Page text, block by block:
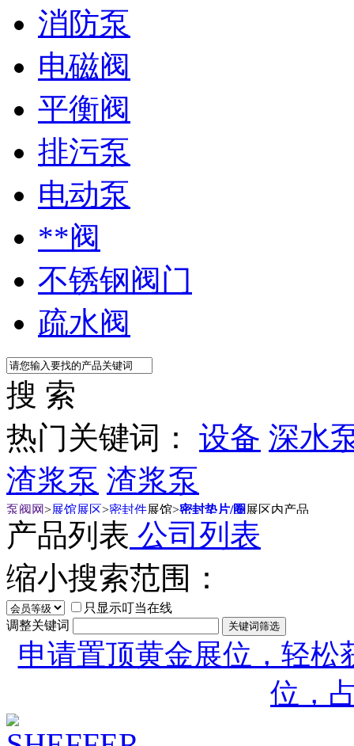
消防泵
电磁阀
平衡阀
排污泵
电动泵
**阀
不锈钢阀门
疏水阀
搜 索
热门关键词： 设备 深水
渣浆泵 渣浆泵
泵阀网>展馆展区>密封件展馆>密封垫片/圈 展区内产品
产品列表 公司列表
缩小搜索范围：
只显示叮当在线
调整关键词
申请置顶黄金展位，轻松
位，